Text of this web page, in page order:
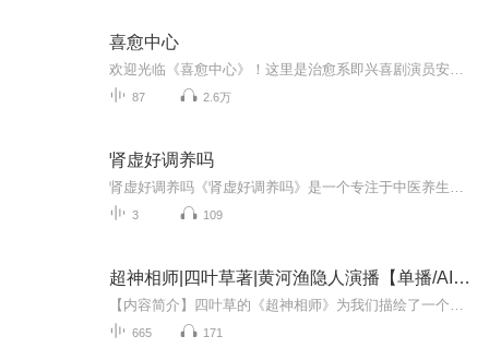
喜愈中心
87 2.6万
肾虚好调养吗
3 109
超神相师|四叶草著|黄河渔隐人演播【单播/AI】悬疑灵异道门传奇
665 171